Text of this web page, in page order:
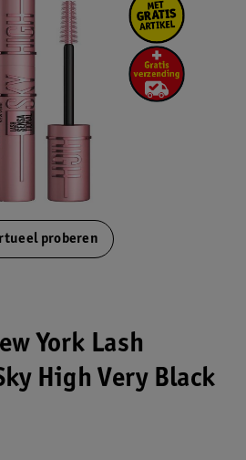
proberen
York Lash
High Very Black